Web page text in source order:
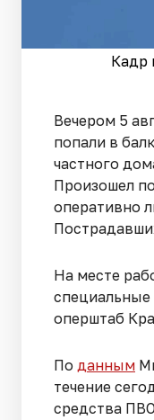
Кадр
Вечером 5
попали в
частного
Произошел
оперативно
На месте
оперштаб
По данным
течение
средства